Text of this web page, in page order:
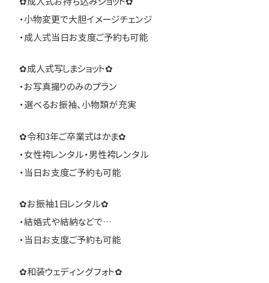
・小物変更で大胆イメージチェンジ
・成人式当日お支度ご予約も可能
✿成人式写しまショット✿
・お写真撮りのみのプラン
・選べるお振袖、小物類が充実
✿令和3年ご卒業式はかま✿
・女性袴レンタル・男性袴レンタル
・当日お支度ご予約も可能
✿お振袖1日レンタル✿
・結婚式や結納などで…
・当日お支度ご予約も可能
✿和装ウェディングフォト✿